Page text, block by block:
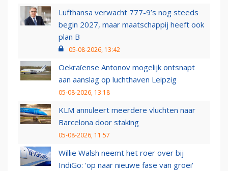
Lufthansa verwacht 777-9’s nog steeds
begin 2027, maar maatschappij heeft ook
plan B
05-08-2026, 13:42
Oekraïense Antonov mogelijk ontsnapt
aan aanslag op luchthaven Leipzig
05-08-2026, 13:18
KLM annuleert meerdere vluchten naar
Barcelona door staking
05-08-2026, 11:57
Willie Walsh neemt het roer over bij
IndiGo: 'op naar nieuwe fase van groei'